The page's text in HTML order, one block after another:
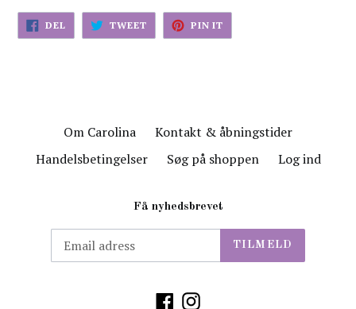
DEL
PÅ
FACEBOK
TWEETTWEET
TWITTER
PIN IT
PINTEREST
Om Carolina
Kontakt & åbningstider
Handelsbetingelser
Søg på shoppen Log ind
Få nyhedsbrevet
TILMELD
FacebookInstagram